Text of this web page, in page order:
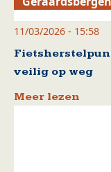
11/03/2026 - 15:58
veilig op weg
Meer lezen